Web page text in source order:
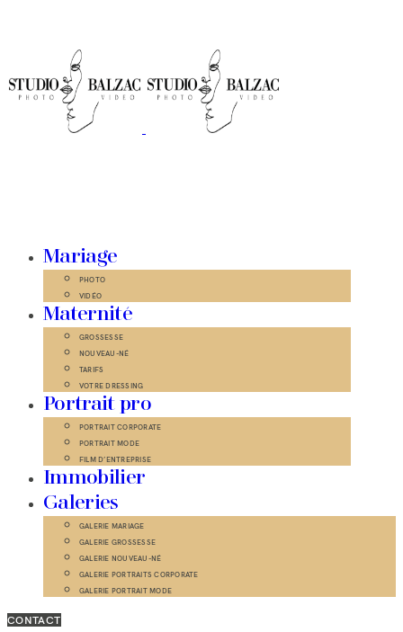
Mariage
PHOTO
VIDÉO
Maternité
GROSSESSE
NOUVEAU-NÉ
TARIFS
VOTRE DRESSING
Portrait pro
PORTRAIT CORPORATE
PORTRAIT MODE
FILM D’ENTREPRISE
Immobilier
Galeries
GALERIE MARIAGE
GALERIE GROSSESSE
GALERIE NOUVEAU-NÉ
GALERIE PORTRAITS CORPORATE
GALERIE PORTRAIT MODE
CONTACT